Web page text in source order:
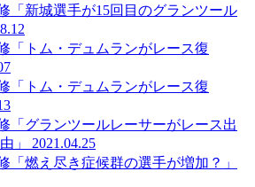
「新城選手が15回目のグランツール
「トム・デュムランがレース復
「トム・デュムランがレース復
「グランツールレーサーがレース出
」
2021.04.25
「燃え尽き症候群の選手が増加？」